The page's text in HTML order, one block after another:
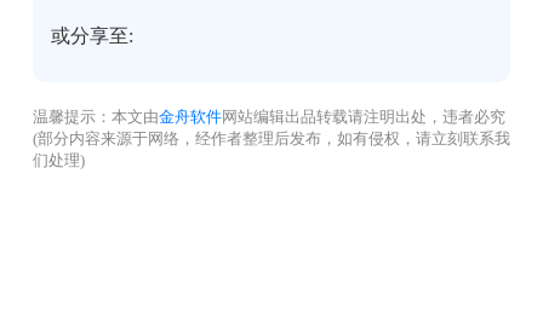
或分享至:
温馨提示：本文由金舟软件网站编辑出品转载请注明出处，违者必究
(部分内容来源于网络，经作者整理后发布，如有侵权，请立刻联系我
们处理)